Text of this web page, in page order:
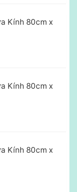
Kính 80cm x
Kính 80cm x
Kính 80cm x